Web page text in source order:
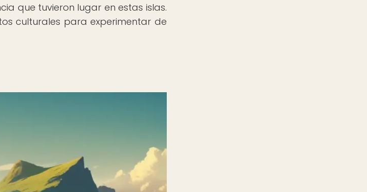
que tuvieron lugar en estas islas.
culturales para experimentar de